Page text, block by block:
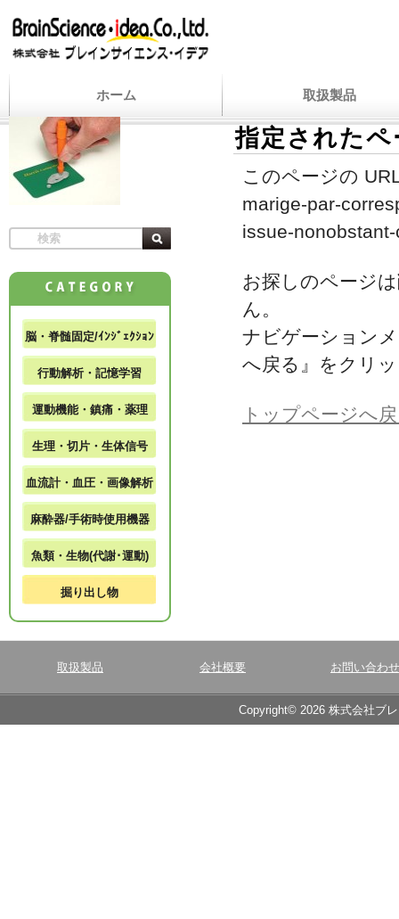
ホーム 取扱製品
指定された
このページの
marige-par-
issue-
お探しのページ
ん。
ナビゲーション
へ戻る』をクリ
トップページへ
脳・脊髄固定/ｲﾝｼﾞｪｸｼｮﾝ
行動解析・記憶学習
運動機能・鎮痛・薬理
生理・切片・生体信号
血流計・血圧・画像解析
麻酔器/手術時使用機器
魚類・生物(代謝･運動)
掘り出し物
取扱製品 会社概要 お問い合わせ
Copyright© 2026 株式会社ブ